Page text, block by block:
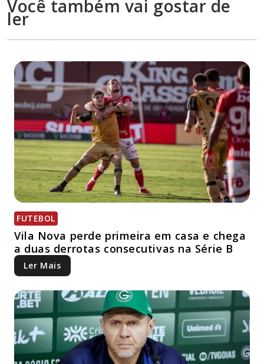
Você também vai gostar de
ler
FUTEBOL
Vila Nova perde primeira em casa e chega
a duas derrotas consecutivas na Série B
Ler Mais